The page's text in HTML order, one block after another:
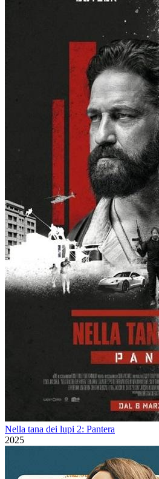
Nella tana dei lupi 2: Pantera
2025